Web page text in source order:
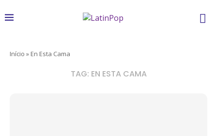
Início » En Esta Cama
TAG: EN ESTA CAMA